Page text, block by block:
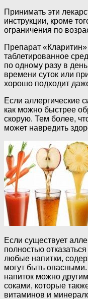
Принимать эти
инструкции, кроме
ограничения по
Препарат
таблетированное
по одному разу в
времени суток или
хорошо подходит
Если аллергические
как можно быстрее
скорую. Тем более,
может навредить
Если существует
полностью
любые напитки,
могут быть
напиток можно
соками, которые
витаминов и